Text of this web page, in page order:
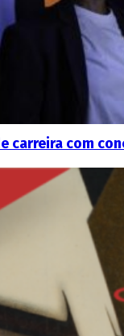
carreira com